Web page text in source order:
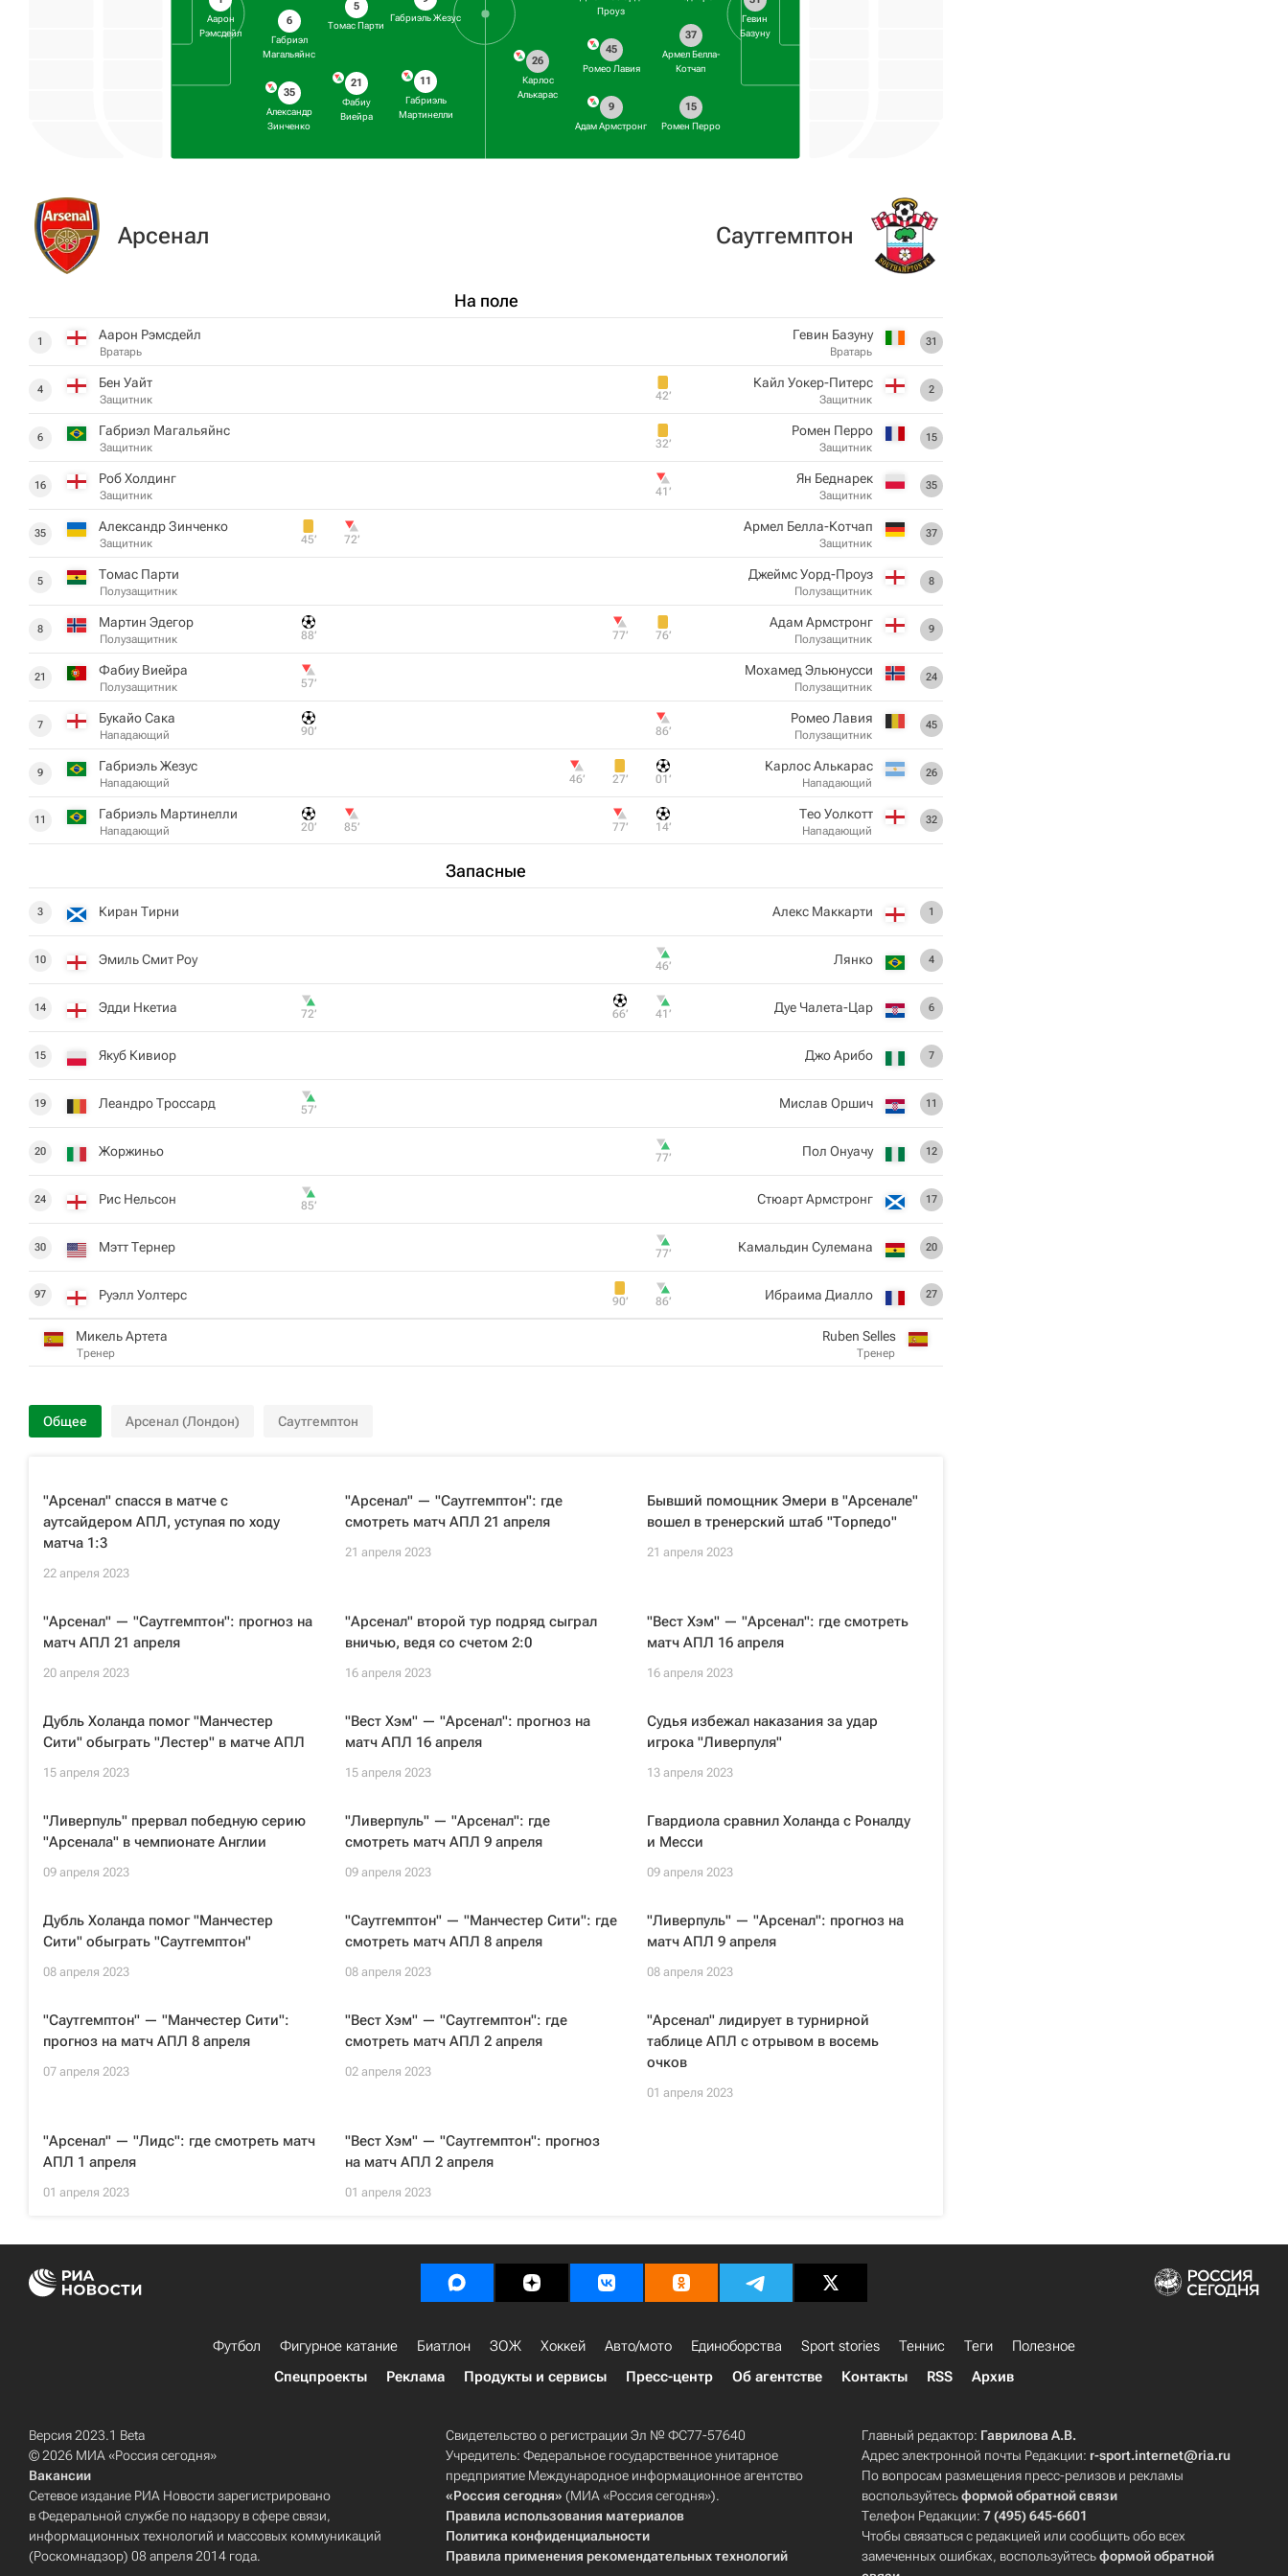
Аарон
Рэмсдейл
6
Габриэл
Магальяйнс
35
Александр
Зинченко
5
Томас Парти
21
Фабиу
Виейра
Габриэль Жезус
11
Габриэль
Мартинелли
Гевин
Базуну
37
Армел Белла-
Котчап
15
Ромен Перро
Проуз
45
Ромео Лавия
9
Адам Армстронг
26
Карлос
Алькарас
Арсенал
На поле
1 Аарон Рэмсдейл
Вратарь
4 Бен Уайт
Защитник
6 Габриэл Магальяйнс
Защитник
16 Роб Холдинг
Защитник
35 Александр Зинченко
Защитник 45‎’‎ 72‎’‎
5 Томас Парти
Полузащитник
8 Мартин Эдегор
Полузащитник 88‎’‎
21 Фабиу Виейра
Полузащитник 57‎’‎
7 Букайо Сака
Нападающий 90‎’‎
9 Габриэль Жезус
Нападающий
11 Габриэль Мартинелли
Нападающий 20‎’‎ 85‎’‎
Запасные
3 Киран Тирни
10 Эмиль Смит Роу
14 Эдди Нкетиа 72‎’‎
15 Якуб Кивиор
19 Леандро Троссард 57‎’‎
20 Жоржиньо
24 Рис Нельсон 85‎’‎
30 Мэтт Тернер
97 Руэлл Уолтерс
Микель Артета
Тренер
Саутгемптон
31
Гевин Базуну
Вратарь
2
Кайл Уокер-Питерс
Защитник
42‎’‎
15
Ромен Перро
Защитник
32‎’‎
35
Ян Беднарек
Защитник
41‎’‎
37
Армел Белла-Котчап
Защитник
8
Джеймс Уорд-Проуз
Полузащитник
9
Адам Армстронг
Полузащитник
76‎’‎
77‎’‎
24
Мохамед Эльюнусси
Полузащитник
45
Ромео Лавия
Полузащитник
86‎’‎
26
Карлос Алькарас
Нападающий
01‎’‎
27‎’‎
46‎’‎
32
Тео Уолкотт
Нападающий
14‎’‎
77‎’‎
1
Алекс Маккарти
4
Лянко
46‎’‎
6
Дуе Чалета-Цар
41‎’‎
66‎’‎
7
Джо Арибо
11
Мислав Оршич
12
Пол Онуачу
77‎’‎
17
Стюарт Армстронг
20
Камальдин Сулемана
77‎’‎
27
Ибраима Диалло
86‎’‎
90‎’‎
Ruben Selles
Тренер
Общее Арсенал (Лондон) Саутгемптон
"Арсенал" спасся в матче с
аутсайдером АПЛ, уступая по ходу
матча 1:3
22 апреля 2023
"Арсенал" — "Саутгемптон": где
смотреть матч АПЛ 21 апреля
21 апреля 2023
Бывший помощник Эмери в "Арсенале"
вошел в тренерский штаб "Торпедо"
21 апреля 2023
"Арсенал" — "Саутгемптон": прогноз на
матч АПЛ 21 апреля
20 апреля 2023
"Арсенал" второй тур подряд сыграл
вничью, ведя со счетом 2:0
16 апреля 2023
"Вест Хэм" — "Арсенал": где смотреть
матч АПЛ 16 апреля
16 апреля 2023
Дубль Холанда помог "Манчестер
Сити" обыграть "Лестер" в матче АПЛ
15 апреля 2023
"Вест Хэм" — "Арсенал": прогноз на
матч АПЛ 16 апреля
15 апреля 2023
Судья избежал наказания за удар
игрока "Ливерпуля"
13 апреля 2023
"Ливерпуль" прервал победную серию
"Арсенала" в чемпионате Англии
09 апреля 2023
"Ливерпуль" — "Арсенал": где
смотреть матч АПЛ 9 апреля
09 апреля 2023
Гвардиола сравнил Холанда с Роналду
и Месси
09 апреля 2023
Дубль Холанда помог "Манчестер
Сити" обыграть "Саутгемптон"
08 апреля 2023
"Саутгемптон" — "Манчестер Сити": где
смотреть матч АПЛ 8 апреля
08 апреля 2023
"Ливерпуль" — "Арсенал": прогноз на
матч АПЛ 9 апреля
08 апреля 2023
"Саутгемптон" — "Манчестер Сити":
прогноз на матч АПЛ 8 апреля
07 апреля 2023
"Вест Хэм" — "Саутгемптон": где
смотреть матч АПЛ 2 апреля
02 апреля 2023
"Арсенал" лидирует в турнирной
таблице АПЛ с отрывом в восемь
очков
01 апреля 2023
"Арсенал" — "Лидс": где смотреть матч
АПЛ 1 апреля
01 апреля 2023
"Вест Хэм" — "Саутгемптон": прогноз
на матч АПЛ 2 апреля
01 апреля 2023
Футбол Фигурное катание Биатлон ЗОЖ Хоккей Авто/мото Единоборства Sport stories Теннис Теги
Полезное
Спецпроекты
Реклама Продукты и сервисы Пресс-центр Об агентстве Контакты RSS Архив
Версия 2023.1 Beta
© 2026 МИА «Россия сегодня»
Вакансии
Сетевое издание РИА Новости зарегистрировано
в Федеральной службе по надзору в сфере связи,
информационных технологий и массовых коммуникаций
(Роскомнадзор) 08 апреля 2014 года.
Свидетельство о регистрации Эл № ФС77-57640
Учредитель: Федеральное государственное унитарное
предприятие Международное информационное агентство
«Россия сегодня» (МИА «Россия сегодня»).
Правила использования материалов
Политика конфиденциальности
Правила применения рекомендательных технологий
Главный редактор: Гаврилова А.В.
Адрес электронной почты Редакции: r-sport.internet@ria.ru
По вопросам размещения пресс-релизов и рекламы
воспользуйтесьформой обратной связи
Телефон Редакции:7 (495) 645-6601
Чтобы связаться с редакцией или сообщить обо всех
замеченных ошибках, воспользуйтесьформой обратной